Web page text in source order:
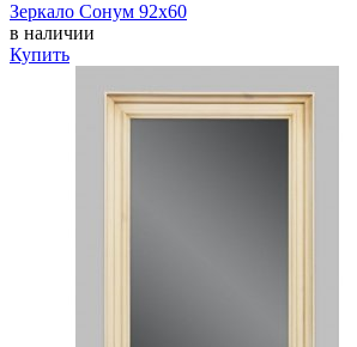
Зеркало Сонум 92х60
в наличии
Купить